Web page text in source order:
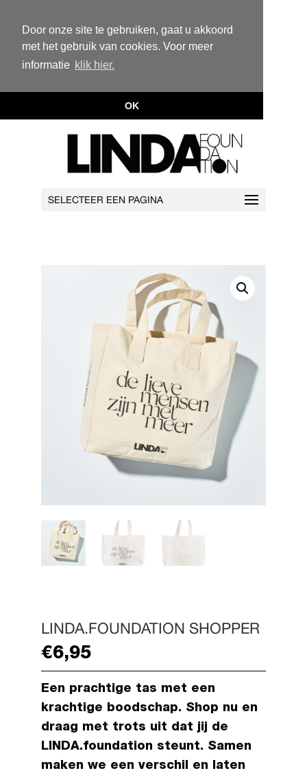
Door onze site te gebruiken, gaat u akkoord
met het gebruik van cookies. Voor meer
informatie klik hier.
OK
SELECTEER EEN PAGINA
LINDA.FOUNDATION SHOPPER
€6,95
Een prachtige tas met een
krachtige boodschap. Shop nu en
draag met trots uit dat jij de
LINDA.foundation steunt. Samen
maken we een verschil en laten